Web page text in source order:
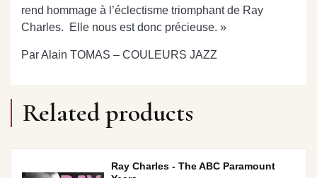
rend hommage à l’éclectisme triomphant de Ray
Charles.
Elle nous est donc précieuse. »
Par Alain TOMAS – COULEURS JAZZ
Related products
Ray Charles - The ABC Paramount